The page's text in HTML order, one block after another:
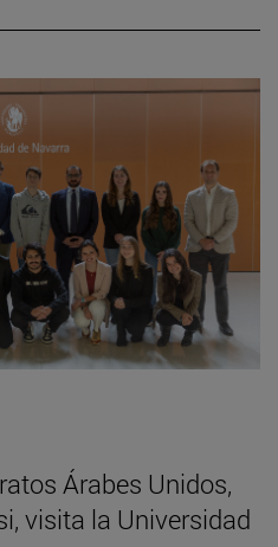
Árabes Unidos,
visita la Universidad